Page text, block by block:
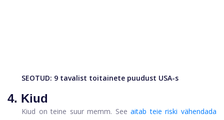
SEOTUD: 9 tavalist toitainete puudust USA-s
4. Kiud
Kiud on teine ​​suur memm. See aitab teie riski vähendada